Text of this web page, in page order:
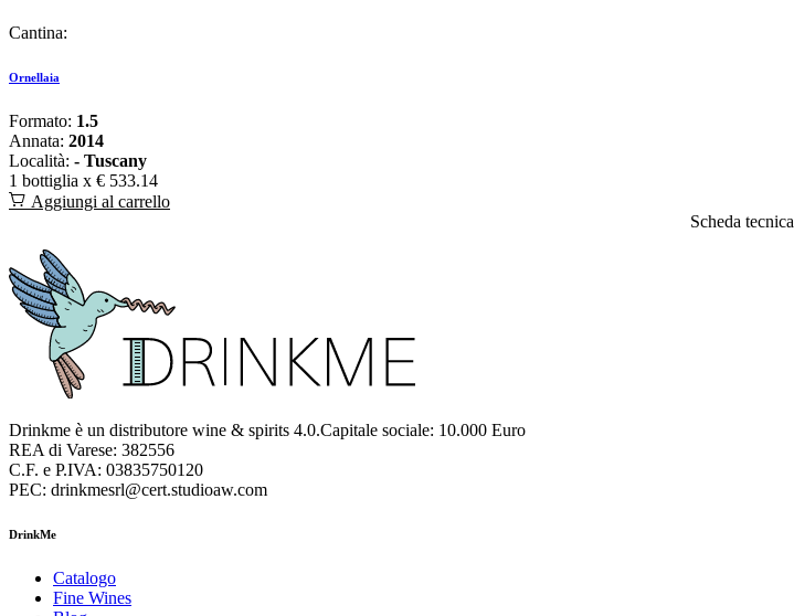
Cantina:
Ornellaia
Formato: 1.5
Annata: 2014
Località: - Tuscany
1 bottiglia x € 533.14
Aggiungi al carrello
Scheda tecnica
Drinkme è un distributore wine & spirits 4.0.Capitale sociale: 10.000 Euro
REA di Varese: 382556
C.F. e P.IVA: 03835750120
PEC: drinkmesrl@cert.studioaw.com
DrinkMe
Catalogo
Fine Wines